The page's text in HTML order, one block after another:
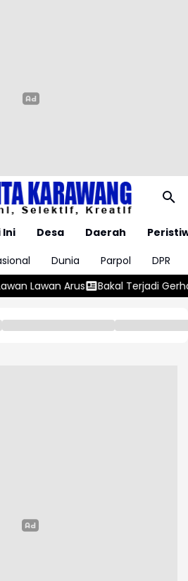
Ini Desa Daerah
Dunia Parpol
DPR
Total 12 Agustus 2026